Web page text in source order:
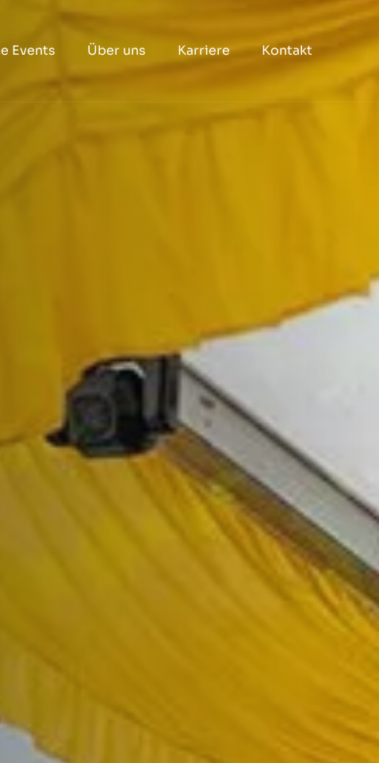
Events Über uns Karriere Kontakt